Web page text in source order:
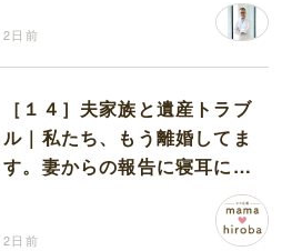
2日前
［１４］夫家族と遺産トラブ
ル｜私たち、もう離婚してま
す。妻からの報告に寝耳に水
2日前